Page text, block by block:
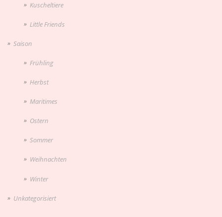
Kuscheltiere
Little Friends
Saison
Frühling
Herbst
Maritimes
Ostern
Sommer
Weihnachten
Winter
Unkategorisiert